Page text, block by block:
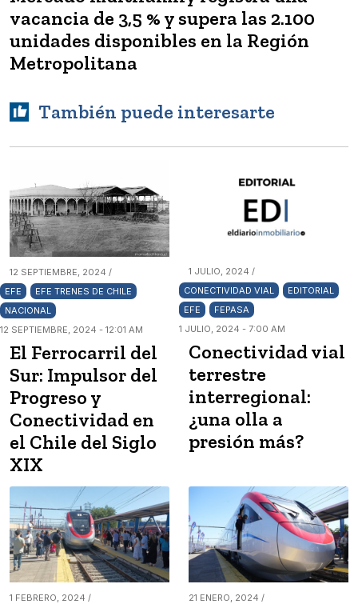
vacancia de 3,5 % y supera las 2.100
unidades disponibles en la Región
Metropolitana
También puede interesarte
12 SEPTIEMBRE, 2024 /
EFE
EFE TRENES DE CHILE
NACIONAL
12 SEPTIEMBRE, 2024 - 12:01 AM
El Ferrocarril del
Sur: Impulsor del
Progreso y
Conectividad en
el Chile del Siglo
XIX
1 JULIO, 2024 /
CONECTIVIDAD VIAL
EDITORIAL
EFE
FEPASA
1 JULIO, 2024 - 7:00 AM
Conectividad vial
terrestre
interregional:
¿una olla a
presión más?
1 FEBRERO, 2024 /
21 ENERO, 2024 /